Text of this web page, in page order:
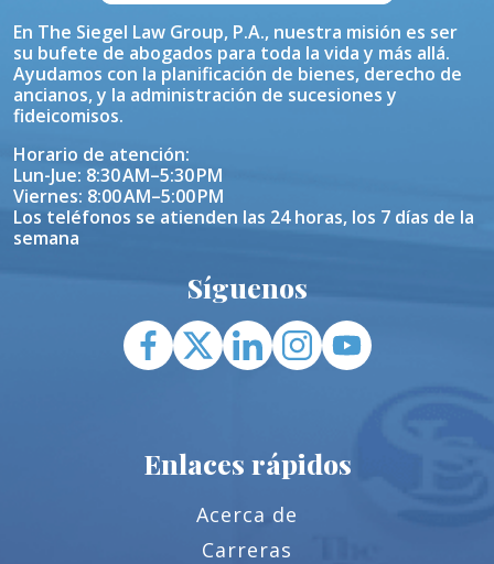
En The Siegel Law Group, P.A., nuestra misión es ser
su bufete de abogados para toda la vida y más allá.
Ayudamos con la planificación de bienes, derecho de
ancianos, y la administración de sucesiones y
fideicomisos.
Horario de atención:
Lun-Jue: 8:30 AM–5:30 PM
Viernes: 8:00 AM–5:00 PM
Los teléfonos se atienden las 24 horas, los 7 días de la
semana
Síguenos
Enlaces rápidos
Acerca de
Carreras